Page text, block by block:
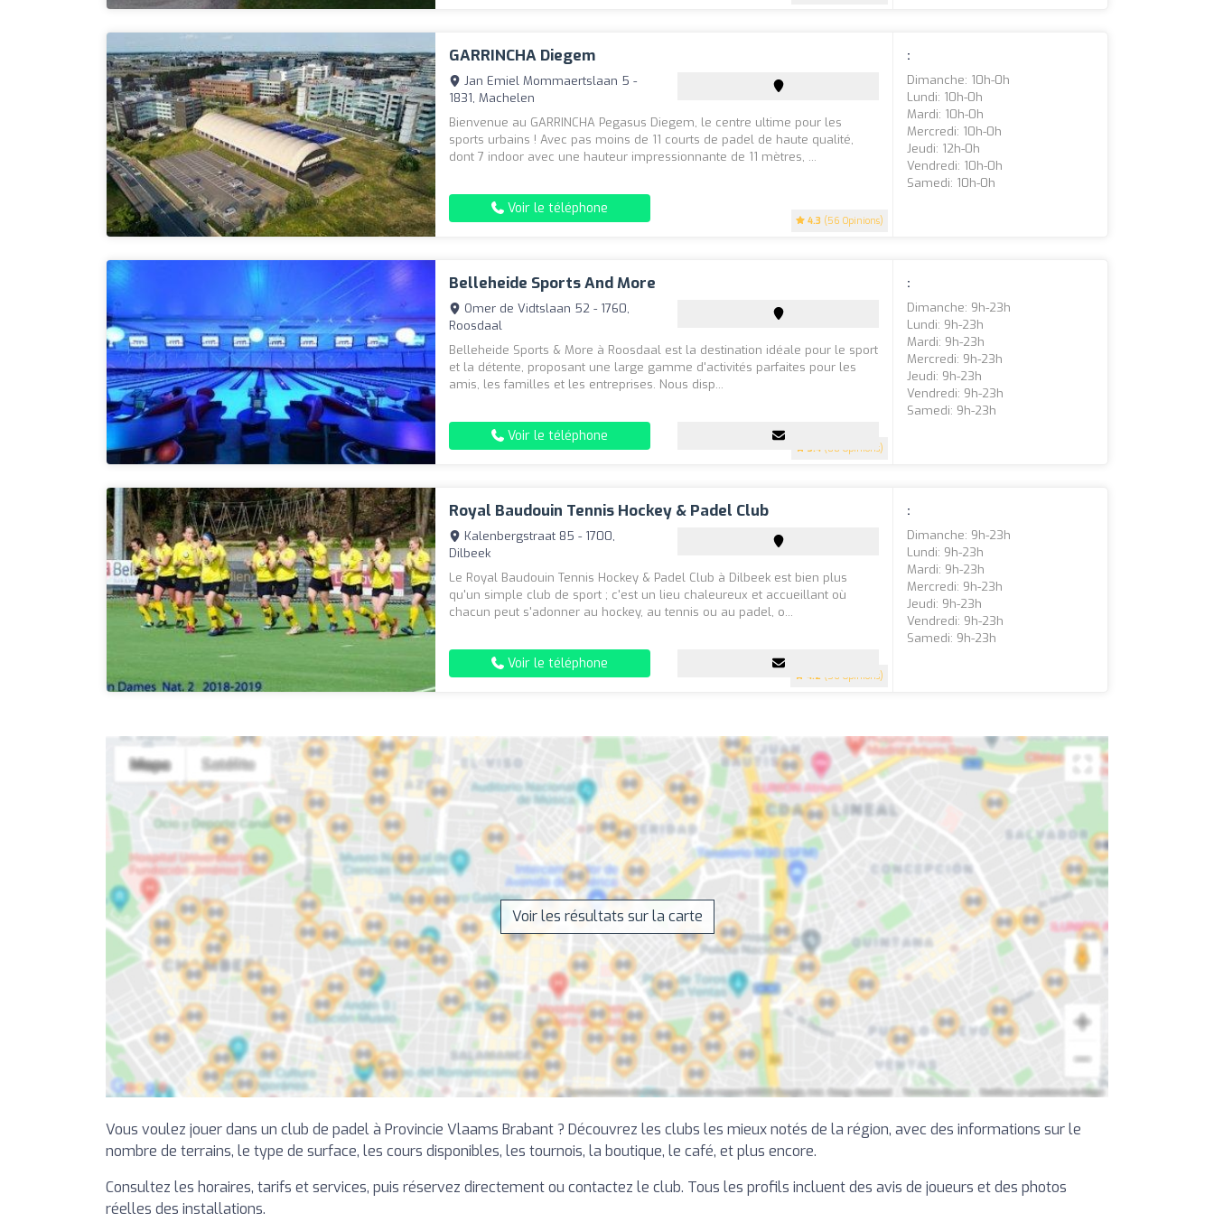
GARRINCHA Diegem
4.3 (56 Opinions)
Jan Emiel Mommaertslaan 5 -
1831, Machelen
Bienvenue au GARRINCHA Pegasus Diegem, le centre ultime pour les
sports urbains ! Avec pas moins de 11 courts de padel de haute qualité,
dont 7 indoor avec une hauteur impressionnante de 11 mètres, ...
Voir le téléphone
:
Dimanche: 10h-0h
Lundi: 10h-0h
Mardi: 10h-0h
Mercredi: 10h-0h
Jeudi: 12h-0h
Vendredi: 10h-0h
Samedi: 10h-0h
Belleheide Sports And More
3.4 (88 Opinions)
Omer de Vidtslaan 52 - 1760,
Roosdaal
Belleheide Sports & More à Roosdaal est la destination idéale pour le sport
et la détente, proposant une large gamme d'activités parfaites pour les
amis, les familles et les entreprises. Nous disp...
Voir le téléphone
:
Dimanche: 9h-23h
Lundi: 9h-23h
Mardi: 9h-23h
Mercredi: 9h-23h
Jeudi: 9h-23h
Vendredi: 9h-23h
Samedi: 9h-23h
Royal Baudouin Tennis Hockey & Padel Club
4.2 (56 Opinions)
Kalenbergstraat 85 - 1700,
Dilbeek
Le Royal Baudouin Tennis Hockey & Padel Club à Dilbeek est bien plus
qu'un simple club de sport ; c'est un lieu chaleureux et accueillant où
chacun peut s'adonner au hockey, au tennis ou au padel, o...
Voir le téléphone
:
Dimanche: 9h-23h
Lundi: 9h-23h
Mardi: 9h-23h
Mercredi: 9h-23h
Jeudi: 9h-23h
Vendredi: 9h-23h
Samedi: 9h-23h
Voir les résultats sur la carte
Vous voulez jouer dans un club de padel à Provincie Vlaams Brabant ? Découvrez les clubs les mieux notés de la région, avec des informations sur le
nombre de terrains, le type de surface, les cours disponibles, les tournois, la boutique, le café, et plus encore.
Consultez les horaires, tarifs et services, puis réservez directement ou contactez le club. Tous les profils incluent des avis de joueurs et des photos
réelles des installations.